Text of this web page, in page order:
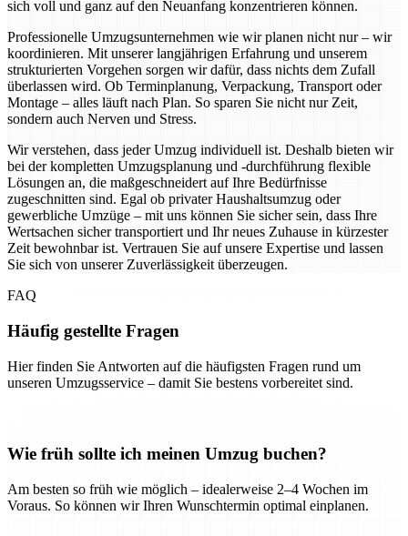
sich voll und ganz auf den Neuanfang konzentrieren können.
Professionelle Umzugsunternehmen wie wir planen nicht nur – wir
koordinieren. Mit unserer langjährigen Erfahrung und unserem
strukturierten Vorgehen sorgen wir dafür, dass nichts dem Zufall
überlassen wird. Ob Terminplanung, Verpackung, Transport oder
Montage – alles läuft nach Plan. So sparen Sie nicht nur Zeit,
sondern auch Nerven und Stress.
Wir verstehen, dass jeder Umzug individuell ist. Deshalb bieten wir
bei der kompletten Umzugsplanung und -durchführung flexible
Lösungen an, die maßgeschneidert auf Ihre Bedürfnisse
zugeschnitten sind. Egal ob privater Haushaltsumzug oder
gewerbliche Umzüge – mit uns können Sie sicher sein, dass Ihre
Wertsachen sicher transportiert und Ihr neues Zuhause in kürzester
Zeit bewohnbar ist. Vertrauen Sie auf unsere Expertise und lassen
Sie sich von unserer Zuverlässigkeit überzeugen.
FAQ
Häufig gestellte Fragen
Hier finden Sie Antworten auf die häufigsten Fragen rund um
unseren Umzugsservice – damit Sie bestens vorbereitet sind.
Wie früh sollte ich meinen Umzug buchen?
Am besten so früh wie möglich – idealerweise 2–4 Wochen im
Voraus. So können wir Ihren Wunschtermin optimal einplanen.